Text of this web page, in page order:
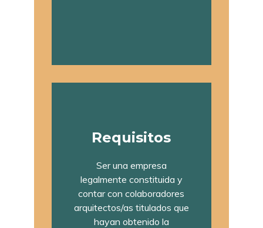
Requisitos
Ser una empresa
legalmente constituida y
contar con colaboradores
arquitectos/as titulados que
hayan obtenido la